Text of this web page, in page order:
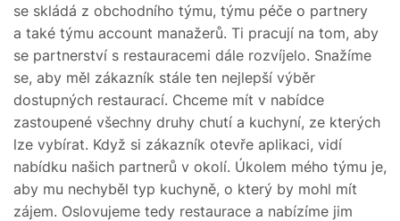
se skládá z obchodního týmu, týmu péče o partnery
a také týmu account manažerů. Ti pracují na tom, aby
se partnerství s restauracemi dále rozvíjelo. Snažíme
se, aby měl zákazník stále ten nejlepší výběr
dostupných restaurací. Chceme mít v nabídce
zastoupené všechny druhy chutí a kuchyní, ze kterých
lze vybírat. Když si zákazník otevře aplikaci, vidí
nabídku našich partnerů v okolí. Úkolem mého týmu je,
aby mu nechyběl typ kuchyně, o který by mohl mít
zájem. Oslovujeme tedy restaurace a nabízíme jim